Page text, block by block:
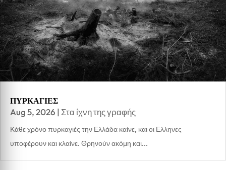
ΠΥΡΚΑΓΙΕΣ
Aug 5, 2026 | Στα ίχνη της γραφής
Κάθε χρόνο πυρκαγιές την Ελλάδα καίνε, και οι Ελληνες
υποφέρουν και κλαίνε. Θρηνούν ακόμη και...